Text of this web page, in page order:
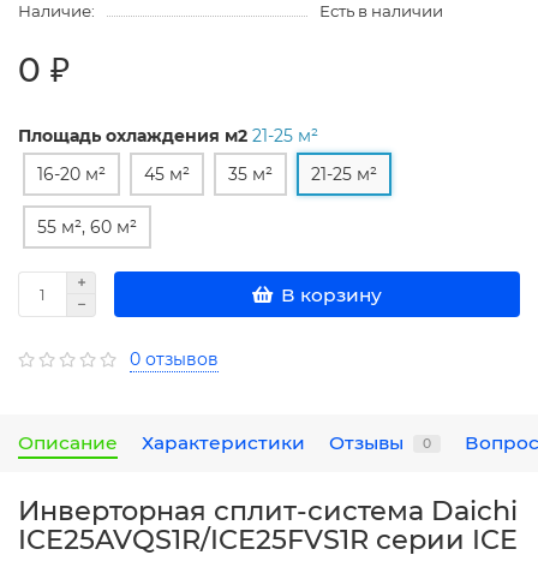
Наличие:
Есть в наличии
0 ₽
Площадь охлаждения м2 21-25 м²
16-20 м²
45 м² 35 м² 21-25 м²
55 м², 60 м²
В корзину
0 отзывов
Описание Характеристики Отзывы 0
Инверторная сплит-система Daichi
ICE25AVQS1R/ICE25FVS1R серии ICE